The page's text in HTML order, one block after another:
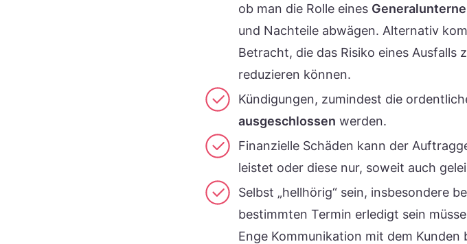
ob man die Rolle eines
und Nachteile abwägen. Alternativ
Betracht, die das Risiko eines Ausfalls
reduzieren können.
Kündigungen, zumindest die
ausgeschlossen werden.
Finanzielle Schäden kann der
leistet oder diese nur, soweit auch
Selbst „hellhörig“ sein, insbesondere
bestimmten Termin erledigt sein
Enge Kommunikation mit dem